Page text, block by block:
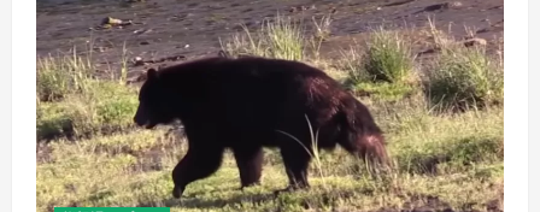
レ
ー
用
ホ
ル
ダ
ー:
山
や
森
で
の